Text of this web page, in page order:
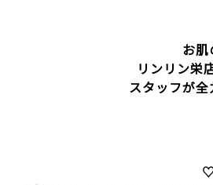
お肌
リンリン栄
スタッフが全